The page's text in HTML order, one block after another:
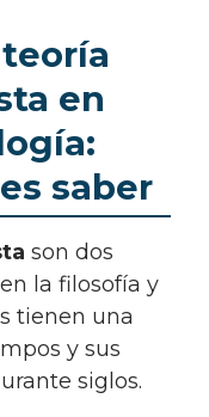
en
saber
son dos
la filosofía y
tienen una
y sus
siglos.